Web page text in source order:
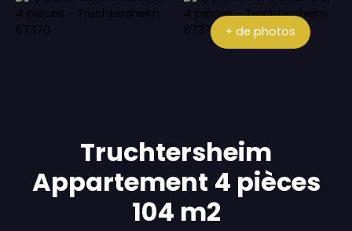
+ de photos
Truchtersheim
Appartement 4 pièces
104 m2